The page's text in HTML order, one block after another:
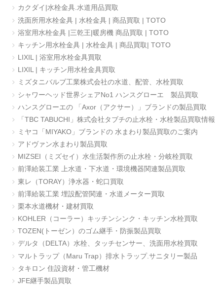
カクダイ|水栓金具.水道用品買取
洗面所用水栓金具 | 水栓金具 | 商品買取 | TOTO
浴室用水栓金具 |三乾王|暖房機 商品買取 | TOTO
キッチン用水栓金具 | 水栓金具 | 商品買取| TOTO
LIXIL | 浴室用水栓金具買取
LIXIL | キッチン用水栓金具買取
ミズタニバルブ工業株式会社の水道、配管、水栓買取
シャワーヘッド世界シェアNo1 ハンスグローエ 製品買取
ハンスグローエの 「Axor（アクサー）」ブランドの製品買取
「TBC TABUCHI」株式会社タブチの止水栓・水栓製品買取情報
ミヤコ「MIYAKO」ブランドの 水まわり製品買取のご案内
アドヴァン水まわり製品買取
MIZSEI（ミズセイ）水生活製作所の止水栓・分岐栓買取
前澤給装工業 上水道・下水道・環境機器関連製品買取
東レ（TORAY）浄水器・蛇口買取
前澤給装工業 埋設配管関連・水道メーター買取
栗本水道機材・建材買取
KOHLER（コーラー）キッチンシンク・キッチン水栓買取
TOZEN(トーゼン）のゴム継手・防振製品買取
デルタ（DELTA）水栓、タッチセンサー、洗面用水栓買取
マルトラップ（Maru Trap）排水トラップ.サニタリー製品
タキロン 住設資材・管工機材
JFE継手製品買取